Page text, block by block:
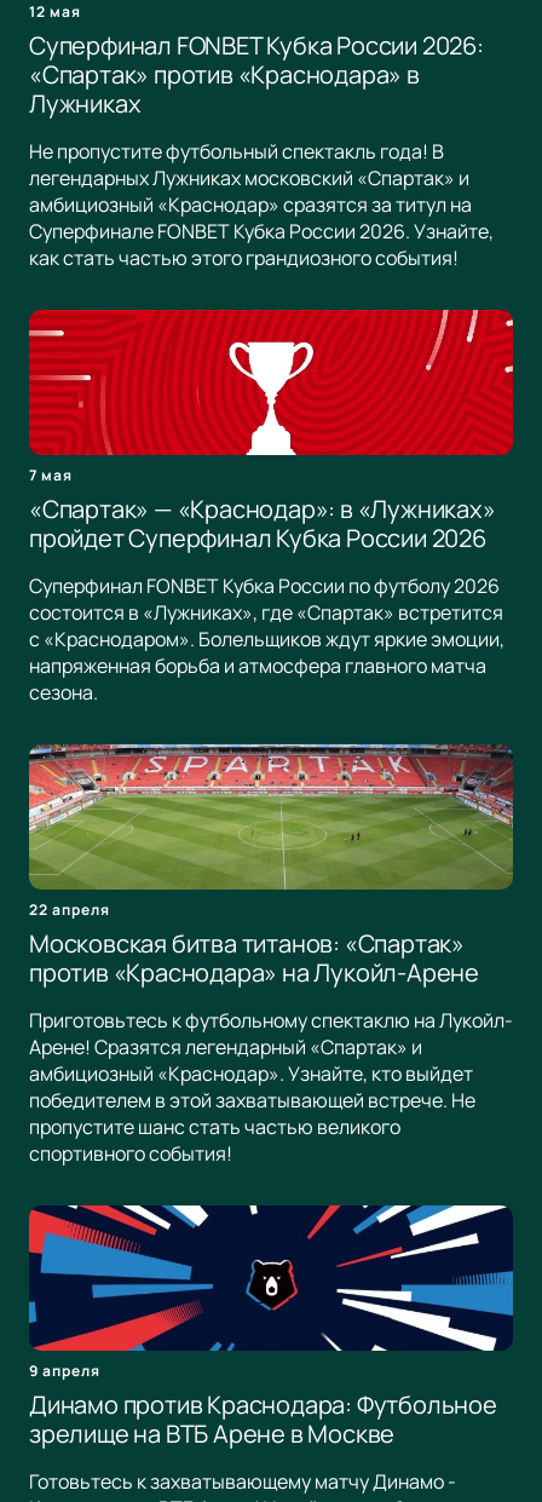
12 мая
Суперфинал FONBET Кубка России 2026:
«Спартак» против «Краснодара» в
Лужниках
Не пропустите футбольный спектакль года! В
легендарных Лужниках московский «Спартак» и
амбициозный «Краснодар» сразятся за титул на
Суперфинале FONBET Кубка России 2026. Узнайте,
как стать частью этого грандиозного события!
7 мая
«Спартак» — «Краснодар»: в «Лужниках»
пройдет Суперфинал Кубка России 2026
Суперфинал FONBET Кубка России по футболу 2026
состоится в «Лужниках», где «Спартак» встретится
с «Краснодаром». Болельщиков ждут яркие эмоции,
напряженная борьба и атмосфера главного матча
сезона.
22 апреля
Московская битва титанов: «Спартак»
против «Краснодара» на Лукойл-Арене
Приготовьтесь к футбольному спектаклю на Лукойл-
Арене! Сразятся легендарный «Спартак» и
амбициозный «Краснодар». Узнайте, кто выйдет
победителем в этой захватывающей встрече. Не
пропустите шанс стать частью великого
спортивного события!
9 апреля
Динамо против Краснодара: Футбольное
зрелище на ВТБ Арене в Москве
Готовьтесь к захватывающему матчу Динамо -